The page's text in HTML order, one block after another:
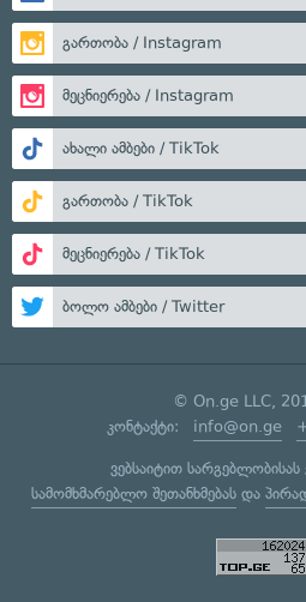
გართობა / Instagram
მეცნიერება / Instagram
ახალი ამბები / TikTok
გართობა / TikTok
მეცნიერება / TikTok
ბოლო ამბები / Twitter
© On.ge LLC,
კონტაქტი: info@on.ge
ვებსაიტით სარგებლობისას
სამომხმარებლო შეთანხმებასდა